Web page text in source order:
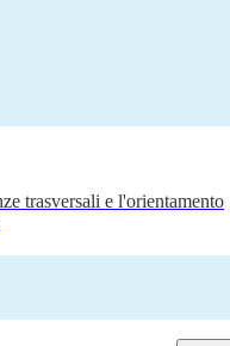
trasversali e l'orientamento